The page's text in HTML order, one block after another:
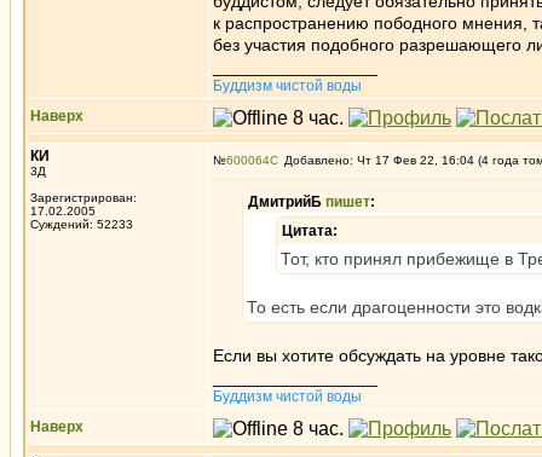
к распространению пободного мнения,
без участия подобного разрешающего
Буддизм чистой воды
Наверх
КИ
3Д
Зарегистрирован:
17.02.2005
Суждений: 52233
№600064 Добавлено: Чт 17 Фев 22, 16:04 (4 года
ДмитрийБ пишет:
Цитата:
Тот, кто принял прибежище в
То есть если драгоценности это
Если вы хотите обсуждать на уровне
Буддизм чистой воды
Наверх